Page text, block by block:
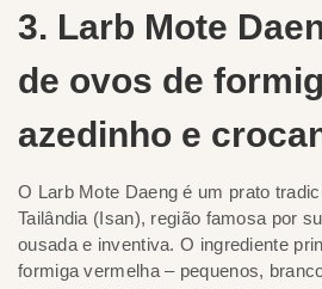
3. Larb Mote
de ovos de
azedinho e
O Larb Mote Daeng é um prato
Tailândia (Isan), região famosa por
ousada e inventiva. O ingrediente
formiga vermelha – pequenos,